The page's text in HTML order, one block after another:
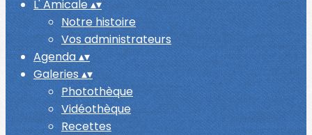
L' Amicale▴▾
Notre histoire
Vos administrateurs
Agenda▴▾
Galeries▴▾
Photothèque
Vidéothèque
Recettes